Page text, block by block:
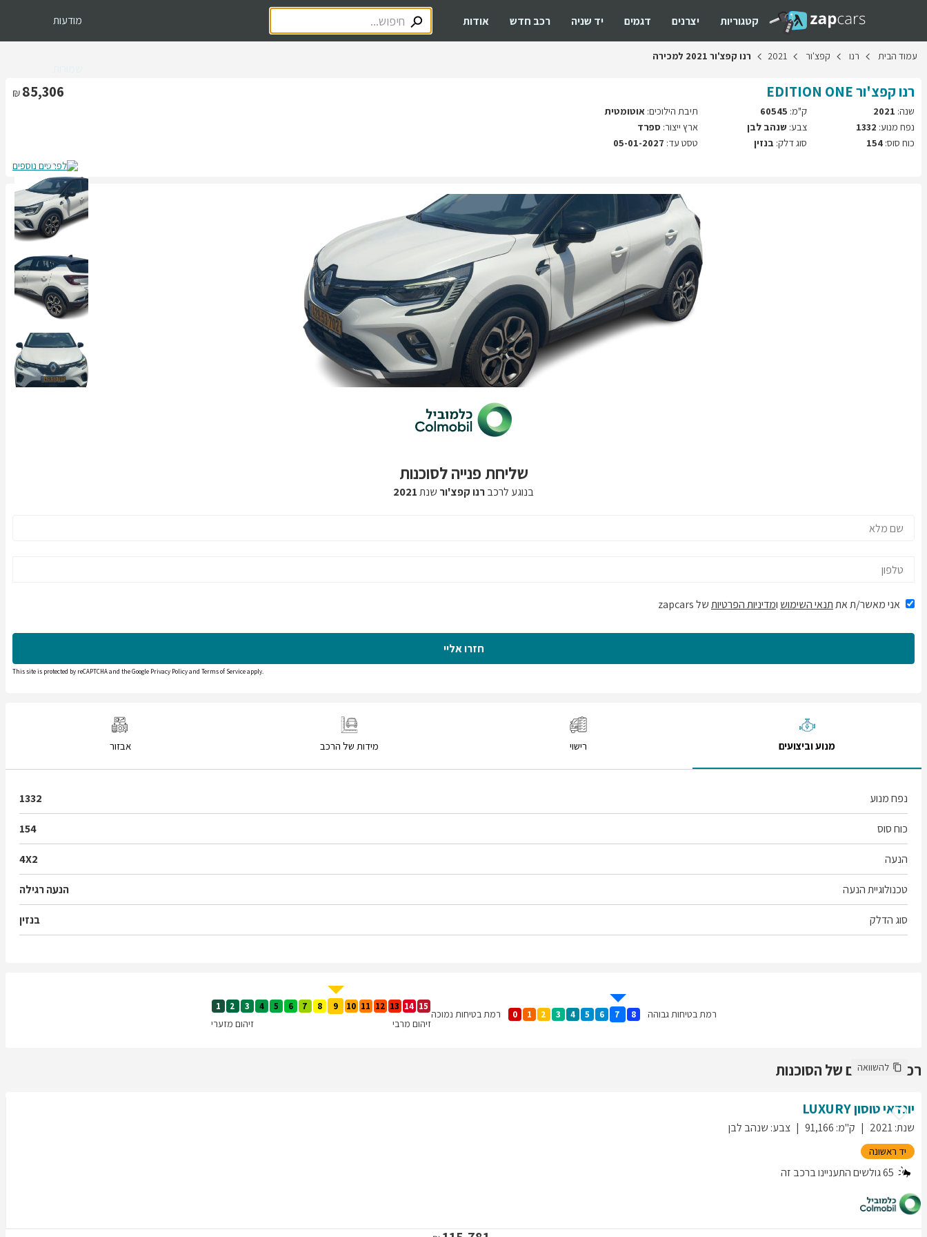
קטגוריות יצרנים דגמים יד שניה רכב חדש אודות מודעות
עמוד הבית רנו קפצ'ור 2021 רנו קפצ'ור 2021 למכירה
רנוקפצ'ורEDITION ONE
85,306
שנה: 2021
נפח מנוע: 1332
כוח סוס:154
ק"מ: 60545
צבע: שנהב לבן
סוג דלק: בנזין
תיבת הילוכים: אוטומטית
ארץ ייצור: ספרד
טסט עד: 05-01-2027
לפרטים נוספים
שליחת פנייה לסוכנות
בנוגע לרכברנו קפצ'ור שנת2021
אני מאשר/ת אתתנאי השימוש ומדיניות הפרטיותשל zapcars
חזרו אליי
This site is protected by reCAPTCHA and the Google Privacy Policyand Terms of Serviceapply.
מנוע וביצועים רישוי מידות של הרכב אבזור
נפח מנוע 1332
כוח סוס 154
הנעה 4X2
טכנולוגיית הנעה הנעה רגילה
סוג הדלק בנזין
רמת בטיחות גבוהה 0 1 2 3 4 5 6 7 8 רמת בטיחות נמוכה
1 2 3 4 5 6 7 8 9 10 11 12 13 14 15
זיהום מרבי זיהום מזערי
רכבים נוספים של הסוכנות
להשוואה
יונדאיטוסוןLUXURY
שנת:
2021 ק"מ:
91,166 צבע: שנהב לבן
יד ראשונה
65גולשים התעניינו ברכב זה